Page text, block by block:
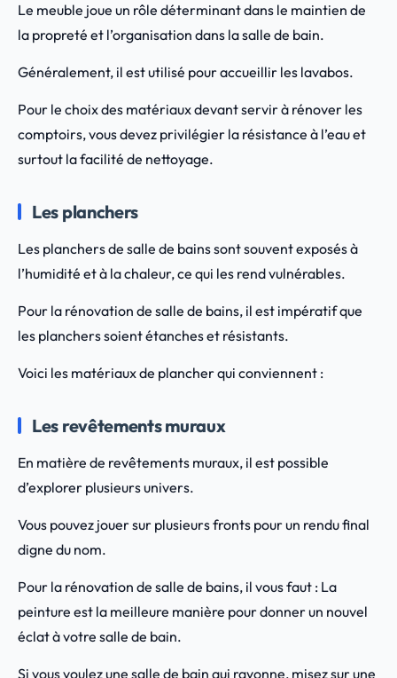
Le meuble joue un rôle déterminant dans le maintien de
la propreté et l’organisation dans la salle de bain.
Généralement, il est utilisé pour accueillir les lavabos.
Pour le choix des matériaux devant servir à rénover les
comptoirs, vous devez privilégier la résistance à l’eau et
surtout la facilité de nettoyage.
Les planchers
Les planchers de salle de bains sont souvent exposés à
l’humidité et à la chaleur, ce qui les rend vulnérables.
Pour la rénovation de salle de bains, il est impératif que
les planchers soient étanches et résistants.
Voici les matériaux de plancher qui conviennent :
Les revêtements muraux
En matière de revêtements muraux, il est possible
d’explorer plusieurs univers.
Vous pouvez jouer sur plusieurs fronts pour un rendu final
digne du nom.
Pour la rénovation de salle de bains, il vous faut : La
peinture est la meilleure manière pour donner un nouvel
éclat à votre salle de bain.
Si vous voulez une salle de bain qui rayonne, misez sur une